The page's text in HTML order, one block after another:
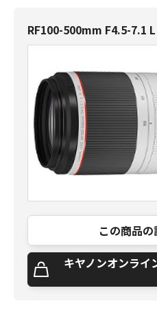
RF100-500mm F4.5-7.1
この商品
キヤノンオンライ